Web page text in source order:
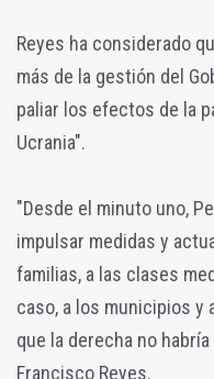
Reyes ha considerado
más de la gestión del
paliar los efectos de la
Ucrania".
"Desde el minuto uno,
impulsar medidas y
familias, a las clases
caso, a los municipios y
que la derecha no
Francisco Reyes.